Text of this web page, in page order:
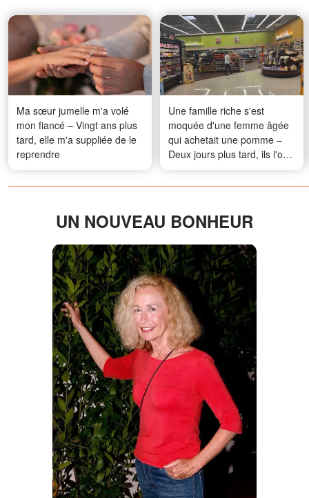
Ma sœur jumelle m'a volé
mon fiancé – Vingt ans plus
tard, elle m'a suppliée de le
reprendre
Une famille riche s'est
moquée d'une femme âgée
qui achetait une pomme –
Deux jours plus tard, ils l'ont
suppliée de leur pardonner
UN NOUVEAU BONHEUR